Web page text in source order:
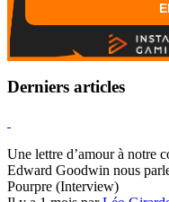
Derniers articles
Une lettre d’amour à notre
Edward Goodwin nous
Pourpre (Interview)